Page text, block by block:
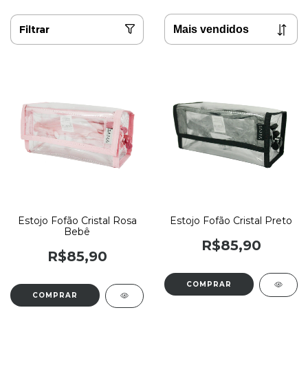
Filtrar
Estojo Fofão Cristal Rosa
Bebê
R$85,90
Estojo Fofão Cristal Preto
R$85,90